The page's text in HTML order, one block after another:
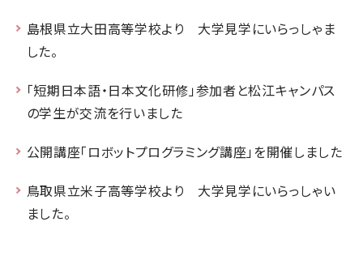
島根県立大田高等学校より 大学見学にいらっしゃま
した。
「短期日本語・日本文化研修」参加者と松江キャンパス
の学生が交流を行いました
公開講座「ロボットプログラミング講座」を開催しました
鳥取県立米子高等学校より 大学見学にいらっしゃい
ました。